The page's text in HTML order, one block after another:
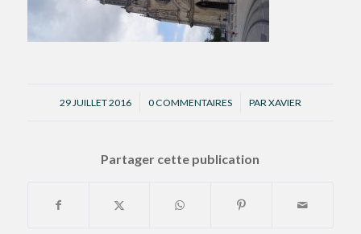
29 JUILLET 2016
/ 0 COMMENTAIRES
/ PARXAVIER
Partager cette publication